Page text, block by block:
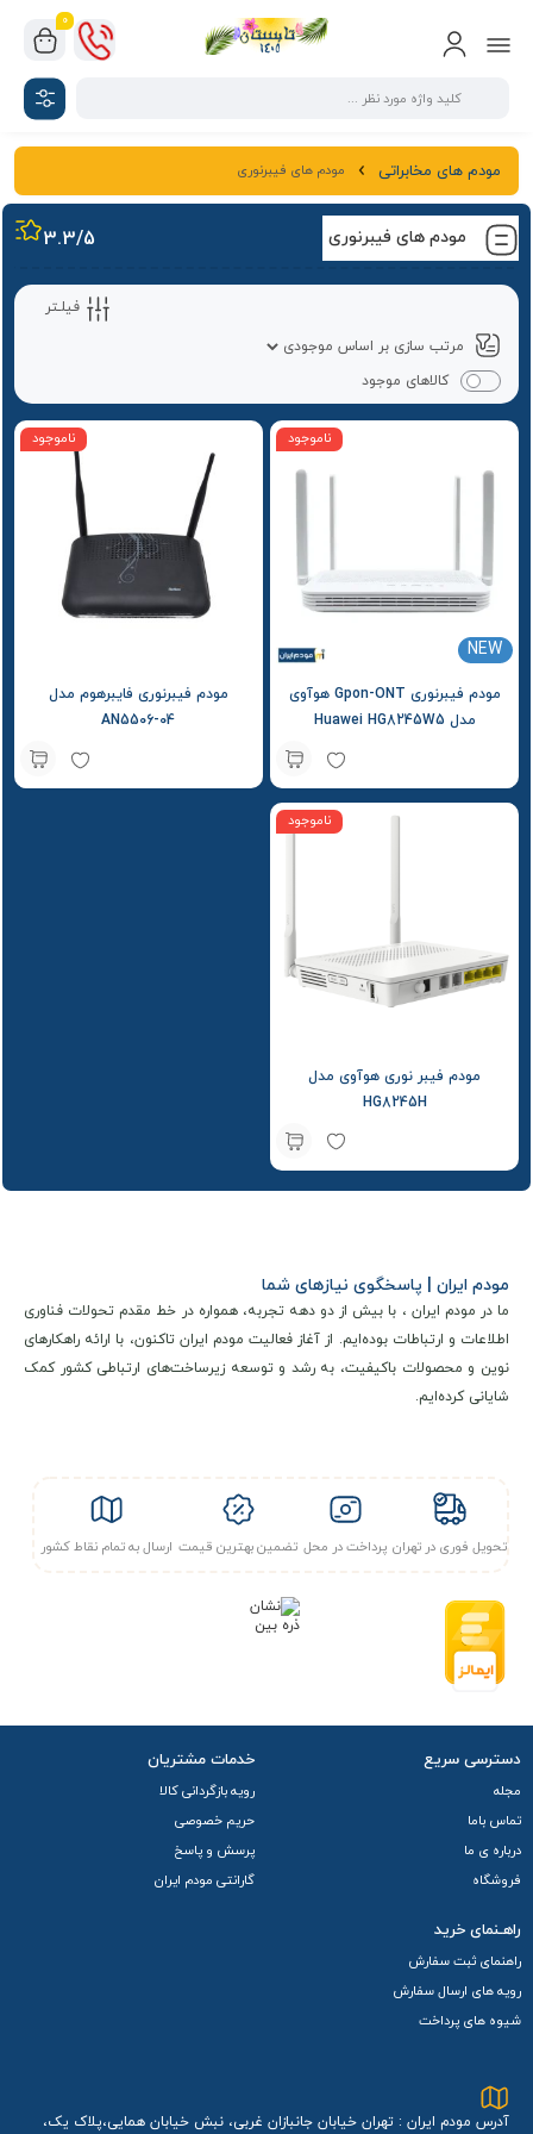
0
مودم های مخابراتی مودم های فیبرنوری
مودم های فیبرنوری 3.3/5
فیلـتر
کالاهای موجود
ناموجود
NEW
مودم فیبرنوری Gpon-ONT هوآوی
مدل Huawei HG8245W5
ناموجود
مودم فیبرنوری فایبرهوم مدل
AN5506-04
ناموجود
مودم فیبر نوری هوآوی مدل
HG8245H
مودم ایران | پاسخگوی نیازهای شما
ما در مودم ایران ، با بیش از دو دهه تجربه، همواره در خط مقدم تحولات فناوری
اطلاعات و ارتباطات بوده‌ایم. از آغاز فعالیت مودم ایران تاکنون، با ارائه راهکارهای
نوین و محصولات باکیفیت، به رشد و توسعه زیرساخت‌های ارتباطی کشور کمک
شایانی کرده‌ایم.
تحویل فوری در تهران پرداخت در محل تضمین بهترین قیمت ارسال به تمام نقاط کشور
دسترسی سریع
مجله
تماس باما
درباره ی ما
فروشگاه
خدمات مشتریان
رویه بازگردانی کالا
حریم خصوصی
پرسش و پاسخ
گارانتی مودم ایران
راهـنمای خرید
راهنمای ثبت سفارش
رویه های ارسال سفارش
شیوه های پرداخت
آدرس مودم ایران : تهران خیابان جانبازان غربی، نبش خیابان همایی،پلاک یک،